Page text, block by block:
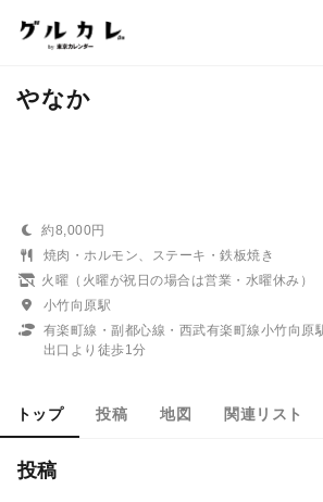
やなか
約8,000円
焼肉・ホルモン、ステーキ・鉄板焼き
火曜（火曜が祝日の場合は営業・水曜休み）
小竹向原駅
有楽町線・副都心線・西武有楽町線小竹向原
出口より徒歩1分
トップ 投稿 地図 関連リスト
投稿